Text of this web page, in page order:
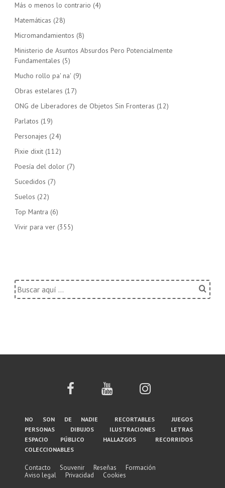
Más o menos lo contrario (4)
Matemáticas (28)
Micromandamientos (8)
Ministerio de Asuntos Absurdos Pero Potencialmente
Fundamentales (5)
Mucho rollo pa' na' (9)
Obras estelares (17)
ONG de Liberadores de Objetos Sin Fronteras (12)
Parlatos (19)
Personajes (24)
Pixie dixit (112)
Poesía del dolor (7)
Sucedidos (7)
Suelos (22)
Top Mantra (6)
Vivir para ver (355)
Buscar
por:
Menú
del
pie
de
no son de nadie recortables
juegos
personas
dibujos ilustraciones
letras
espacio público
hallazgos
recorridos
coleccionables
Contacto Souvenir Reseñas
Formación
Aviso legal
Privacidad Cookies